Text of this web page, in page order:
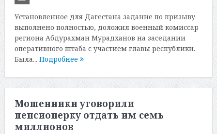
Установленное для Дагестана задание по призыву
выполнено полностью, доложил военный комиссар
региона Абдурахман Мурадханов на заседании
оперативного штаба с участием главы республики.
Была... Подробнее
Мошенники уговорили
пенсионерку отдать им семь
миллионов